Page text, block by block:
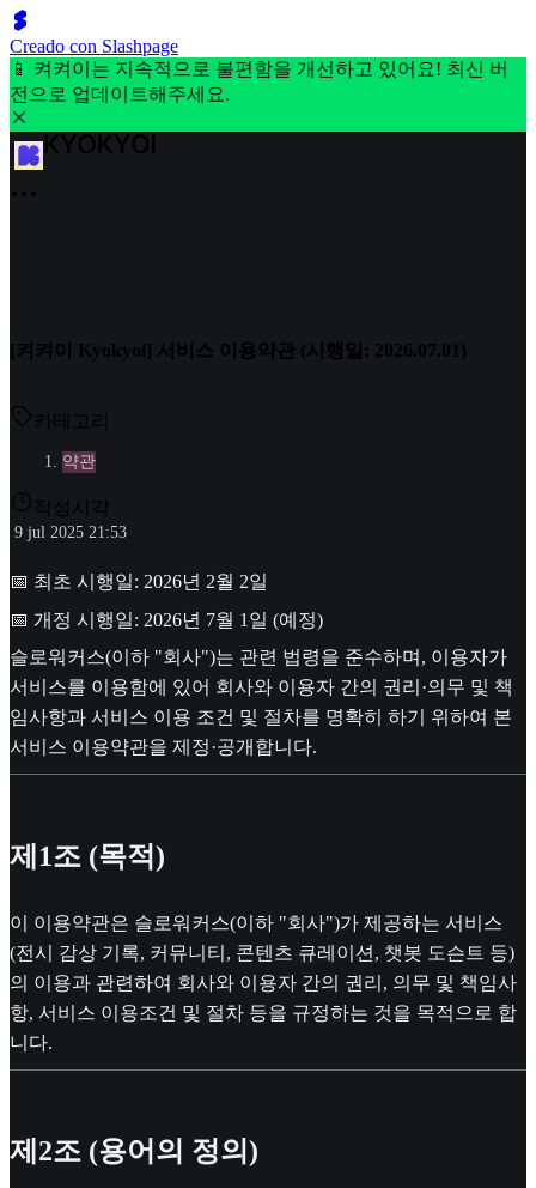
Creado con Slashpage
📱 켜켜이는 지속적으로 불편함을 개선하고 있어요! 최신 버
전으로 업데이트해주세요.
[켜켜이 Kyokyoi] 서비스 이용약관 (시행일: 2026.07.01)
카테고리
약관
작성시각
9 jul 2025 21:53
📅 최초 시행일: 2026년 2월 2일
📅 개정 시행일: 2026년 7월 1일 (예정)
슬로워커스(이하 "회사")는 관련 법령을 준수하며, 이용자가
서비스를 이용함에 있어 회사와 이용자 간의 권리·의무 및 책
임사항과 서비스 이용 조건 및 절차를 명확히 하기 위하여 본
서비스 이용약관을 제정·공개합니다.
제1조 (목적)
이 이용약관은 슬로워커스(이하 "회사")가 제공하는 서비스
(전시 감상 기록, 커뮤니티, 콘텐츠 큐레이션, 챗봇 도슨트 등)
의 이용과 관련하여 회사와 이용자 간의 권리, 의무 및 책임사
항, 서비스 이용조건 및 절차 등을 규정하는 것을 목적으로 합
니다.
제2조 (용어의 정의)